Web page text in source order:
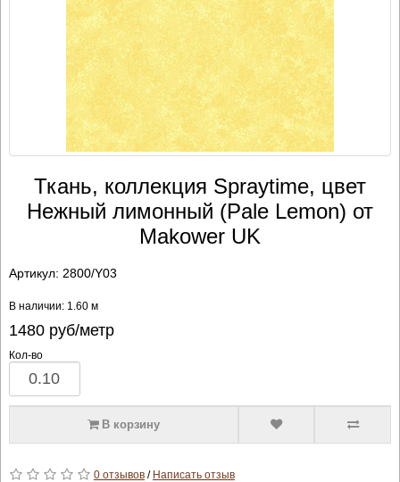
Ткань, коллекция Spraytime, цвет
Нежный лимонный (Pale Lemon) от
Makower UK
Артикул: 2800/Y03
В наличии: 1.60 м
1480руб/метр
Кол-во
В корзину
0 отзывов/ Написать отзыв